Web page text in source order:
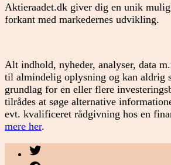
Aktieraadet.dk giver dig en unik
forkant med markedernes udvikling.
Alt indhold, nyheder, analyser, data
til almindelig oplysning og kan aldrig
grundlag for en eller flere
tilrådes at søge alternative
evt. kvalificeret rådgivning hos en
mere her.